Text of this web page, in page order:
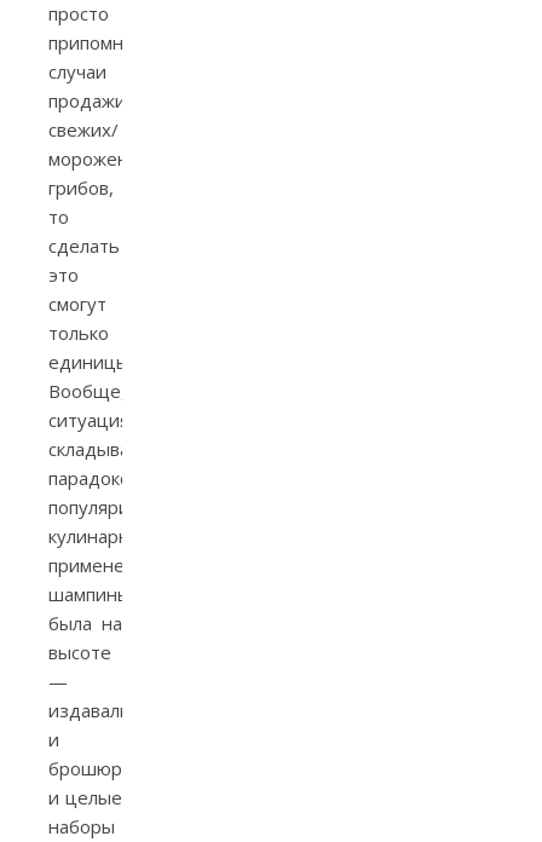
просто
припомнить
случаи
продажи
свежих/
мороженых
грибов,
то
сделать
это
смогут
только
единицы.
Вообще,
ситуация
складывалась
парадоксальная:
популяризация
кулинарного
применения
шампиньонов
была на
высоте
—
издавались
и
брошюры,
и целые
наборы